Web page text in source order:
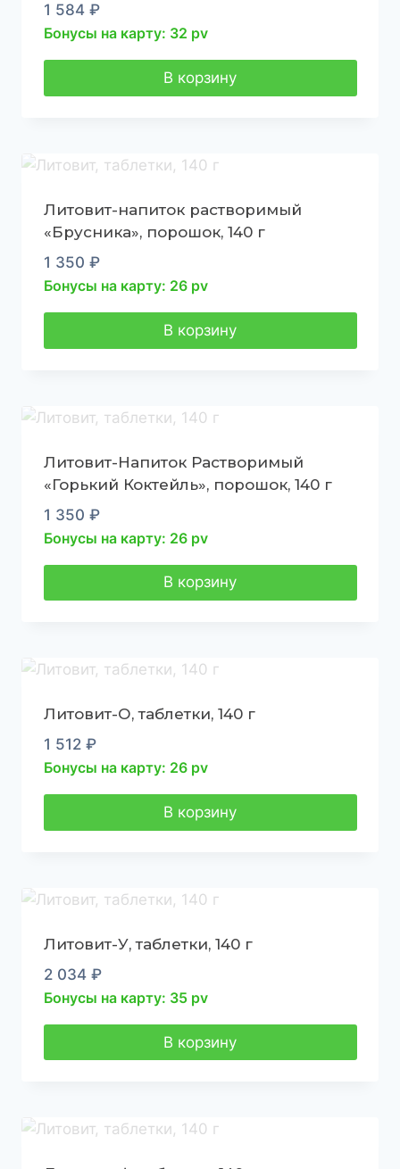
1 584 ₽
Бонусы на карту: 32 pv
В корзину
Литовит-напиток растворимый
«Брусника», порошок, 140 г
1 350 ₽
Бонусы на карту: 26 pv
В корзину
Литовит-Напиток Растворимый
«Горький Коктейль», порошок, 140 г
1 350 ₽
Бонусы на карту: 26 pv
В корзину
Литовит-О, таблетки, 140 г
1 512 ₽
Бонусы на карту: 26 pv
В корзину
Литовит-У, таблетки, 140 г
2 034 ₽
Бонусы на карту: 35 pv
В корзину